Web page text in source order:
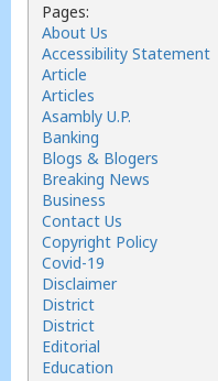
Pages:
About Us
Accessibility Statement
Article
Articles
Asambly U.P.
Banking
Blogs & Blogers
Breaking News
Business
Contact Us
Copyright Policy
Covid-19
Disclaimer
District
District
Editorial
Education